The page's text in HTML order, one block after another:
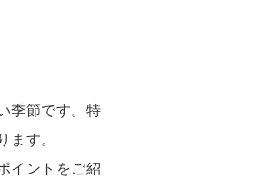
季節です。特
す。
イントをご紹